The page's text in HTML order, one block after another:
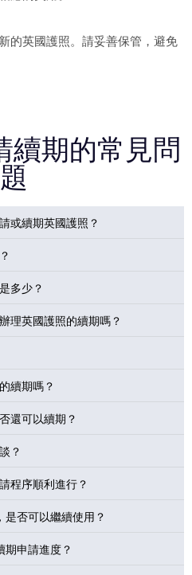
的英國護照。請妥善保管，避免
續期的常見問
題
或續期英國護照？
多少？
理英國護照的續期嗎？
續期嗎？
還可以續期？
？
程序順利進行？
是否可以繼續使用？
期申請進度？